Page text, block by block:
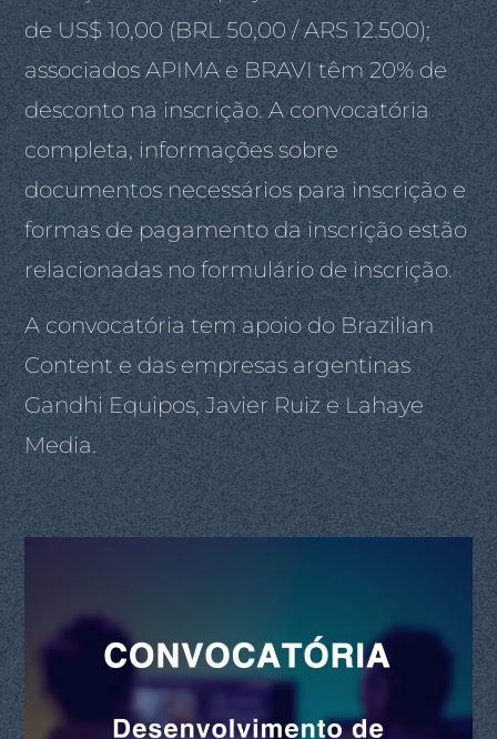
de US$ 10,00 (BRL 50,00 / ARS 12.500);
associados APIMA e BRAVI têm 20% de
desconto na inscrição. A convocatória
completa, informações sobre
documentos necessários para inscrição e
formas de pagamento da inscrição estão
relacionadas no formulário de inscrição.
A convocatória tem apoio do Brazilian
Content e das empresas argentinas
Gandhi Equipos, Javier Ruiz e Lahaye
Media.